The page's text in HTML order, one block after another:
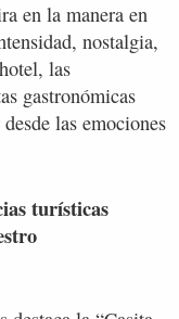
en la manera en
nostalgia,
las
gastronómicas
las emociones
turísticas